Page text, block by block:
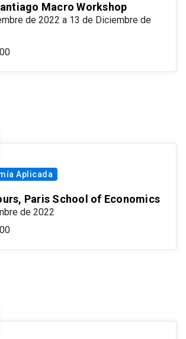
Macro Workshop
de 2022 a 13 de Diciembre de
Aplicada
Paris School of Economics
de 2022